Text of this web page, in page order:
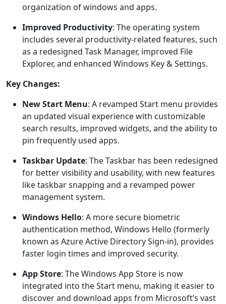
organization of windows and apps.
Improved Productivity: The operating system
includes several productivity-related features, such
as a redesigned Task Manager, improved File
Explorer, and enhanced Windows Key & Settings.
Key Changes:
New Start Menu: A revamped Start menu provides
an updated visual experience with customizable
search results, improved widgets, and the ability to
pin frequently used apps.
Taskbar Update: The Taskbar has been redesigned
for better visibility and usability, with new features
like taskbar snapping and a revamped power
management system.
Windows Hello: A more secure biometric
authentication method, Windows Hello (formerly
known as Azure Active Directory Sign-in), provides
faster login times and improved security.
App Store: The Windows App Store is now
integrated into the Start menu, making it easier to
discover and download apps from Microsoft’s vast